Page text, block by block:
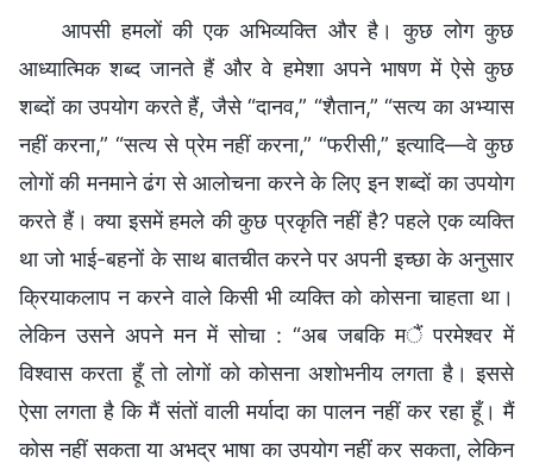
आपसी हमलों की एक अभिव्यक्ति और है। कुछ लोग कुछ
आध्यात्मिक शब्द जानते हैं और वे हमेशा अपने भाषण में ऐसे कुछ
शब्दों का उपयोग करते हैं, जैसे “दानव,” “शैतान,” “सत्य का अभ्यास
नहीं करना,” “सत्य से प्रेम नहीं करना,” “फरीसी,” इत्यादि—वे कुछ
लोगों की मनमाने ढंग से आलोचना करने के लिए इन शब्दों का उपयोग
करते हैं। क्या इसमें हमले की कुछ प्रकृति नहीं है? पहले एक व्यक्ति
था जो भाई-बहनों के साथ बातचीत करने पर अपनी इच्छा के अनुसार
क्रियाकलाप न करने वाले किसी भी व्यक्ति को कोसना चाहता था।
लेकिन उसने अपने मन में सोचा : “अब जबकि मैं परमेश्वर में
विश्वास करता हूँ तो लोगों को कोसना अशोभनीय लगता है। इससे
ऐसा लगता है कि मैं संतों वाली मर्यादा का पालन नहीं कर रहा हूँ। मैं
कोस नहीं सकता या अभद्र भाषा का उपयोग नहीं कर सकता, लेकिन